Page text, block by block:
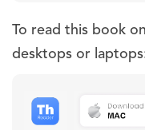
To read this book
desktops or